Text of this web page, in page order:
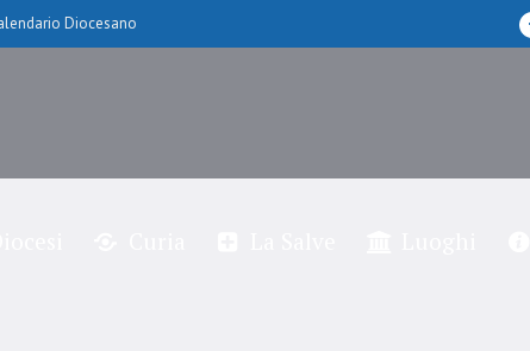
Diocesano